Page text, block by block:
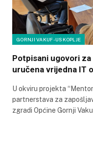
GORNJI VAKUF-USKOPLJE
Potpisani ugovori
uručena vrijedna IT
U okviru projekta
partnerstava za
zgradi Općine Gornji